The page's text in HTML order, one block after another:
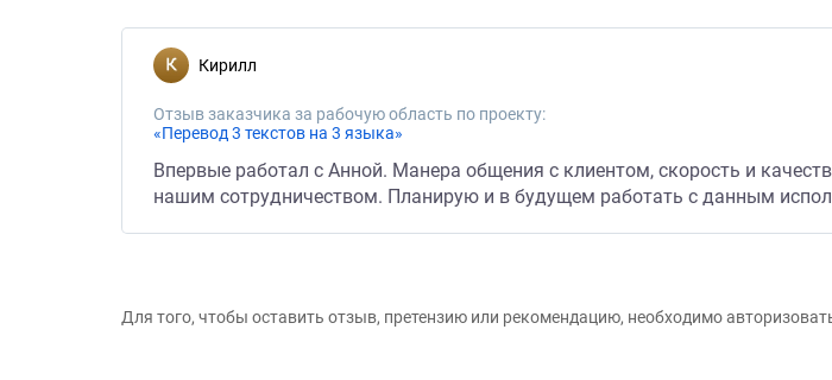
Кирилл
Отзыв заказчика за рабочую область по проекту:
«Перевод 3 текстов на 3 языка»
Впервые работал с Анной. Манера общения с клиентом, скорость и
нашим сотрудничеством. Планирую и в будущем работать с данным
Для того, чтобы оставить отзыв, претензию или рекомендацию, необходимо